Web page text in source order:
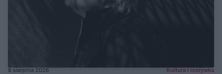
8 sierpnia 2026 Kultura i rozrywka